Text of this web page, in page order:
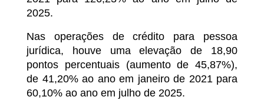
2025.
Nas operações de crédito para pessoa
jurídica, houve uma elevação de 18,90
pontos percentuais (aumento de 45,87%),
de 41,20% ao ano em janeiro de 2021 para
60,10% ao ano em julho de 2025.